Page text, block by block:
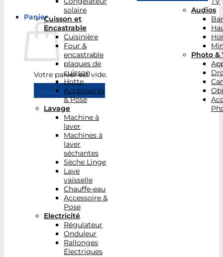
Panier
Votre panier est vide.
Retour à la boutique
solaire
Cuisson et
Encastrable
Cuisinière
Four &
encastrable
plaques de
cuisson
Hotte
Accessoires
& Pose
Lavage
Machine à
laver
Machines à
laver
séchantes
Sèche Linge
Lave
vaisselle
Chauffe-eau
Accessoire &
Pose
Electricité
Régulateur
Onduleur
Rallonges
Électriques
Audios
Photo &